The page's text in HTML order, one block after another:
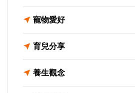
寵物愛好
育兒分享
養生觀念